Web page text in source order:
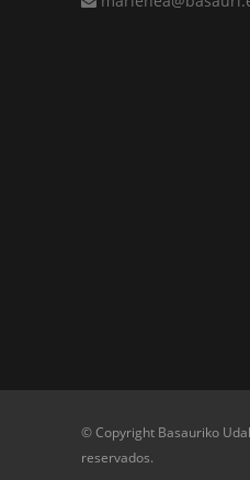
© Copyright Basauriko
reservados.